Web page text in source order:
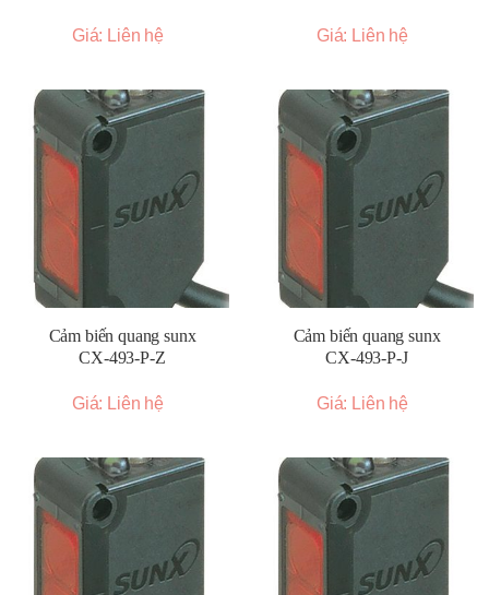
Giá: Liên hệ Giá: Liên hệ
Cảm biến quang sunx
CX-493-P-Z
Giá: Liên hệ
Cảm biến quang sunx
CX-493-P-J
Giá: Liên hệ